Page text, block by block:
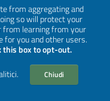
from aggregating and
so will protect your
from learning from your
for you and other users.
this box to opt-out.
Chiudi
grafico ItaliaWP2